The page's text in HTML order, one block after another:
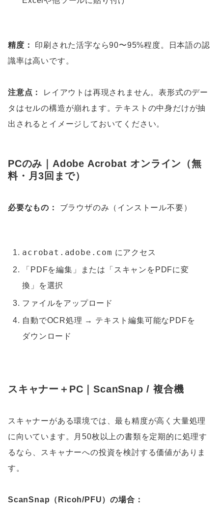
精度：
印刷された活字なら90〜95%程度。日本語の認
識率は高いです。
注意点：
レイアウトは再現されません。表形式のデー
タはセルの構造が崩れます。テキストの中身だけが抽
出されるとイメージしておいてください。
PCのみ｜Adobe Acrobat オンライン（無
料・月3回まで）
必要なもの： ブラウザのみ（インストール不要）
acrobat.adobe.com にアクセス
「PDFを編集」または「スキャンをPDFに変
換」を選択
ファイルをアップロード
自動でOCR処理 → テキスト編集可能なPDFを
ダウンロード
スキャナー＋PC｜ScanSnap / 複合機
スキャナーがある環境では、最も精度が高く大量処理
に向いています。月50枚以上の書類を定期的に処理す
るなら、スキャナーへの投資を検討する価値がありま
す。
ScanSnap（Ricoh/PFU）の場合：